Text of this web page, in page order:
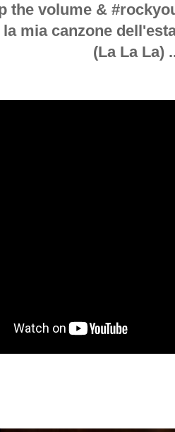
the volume &
mia canzone
(La La La)